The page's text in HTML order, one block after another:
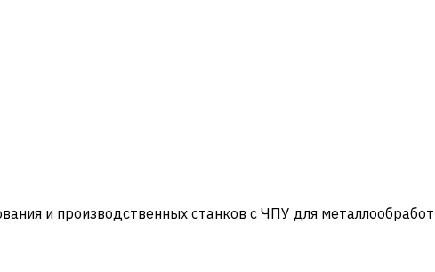
и производственных станков с ЧПУ для